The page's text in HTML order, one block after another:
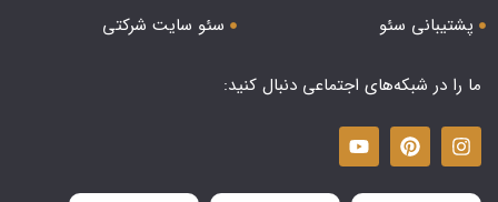
پشتیبانی سئو
سئو سایت شرکتی
ما را در شبکه‌های اجتماعی دنبال کنید: